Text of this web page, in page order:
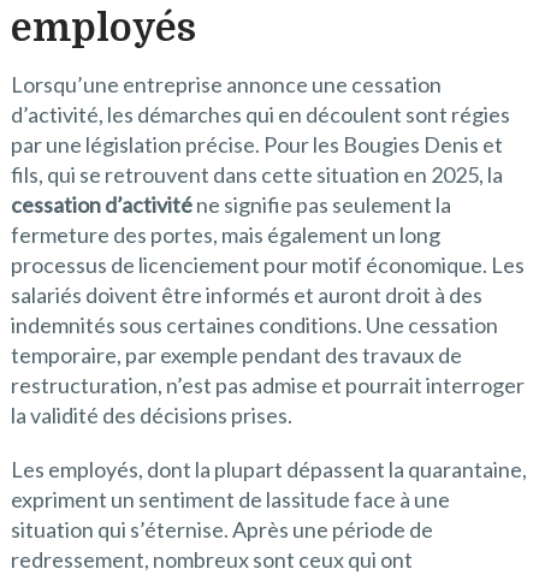
employés
Lorsqu’une entreprise annonce une cessation
d’activité, les démarches qui en découlent sont régies
par une législation précise. Pour les Bougies Denis et
fils, qui se retrouvent dans cette situation en 2025, la
cessation d’activiténe signifie pas seulement la
fermeture des portes, mais également un long
processus de licenciement pour motif économique. Les
salariés doivent être informés et auront droit à des
indemnités sous certaines conditions. Une cessation
temporaire, par exemple pendant des travaux de
restructuration, n’est pas admise et pourrait interroger
la validité des décisions prises.
Les employés, dont la plupart dépassent la quarantaine,
expriment un sentiment de lassitude face à une
situation qui s’éternise. Après une période de
redressement, nombreux sont ceux qui ont